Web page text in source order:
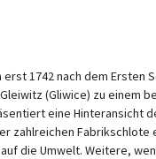
1742 nach dem Ersten
(Gliwice) zu einem
eine Hinteransicht
zahlreichen
die Umwelt. Weitere,